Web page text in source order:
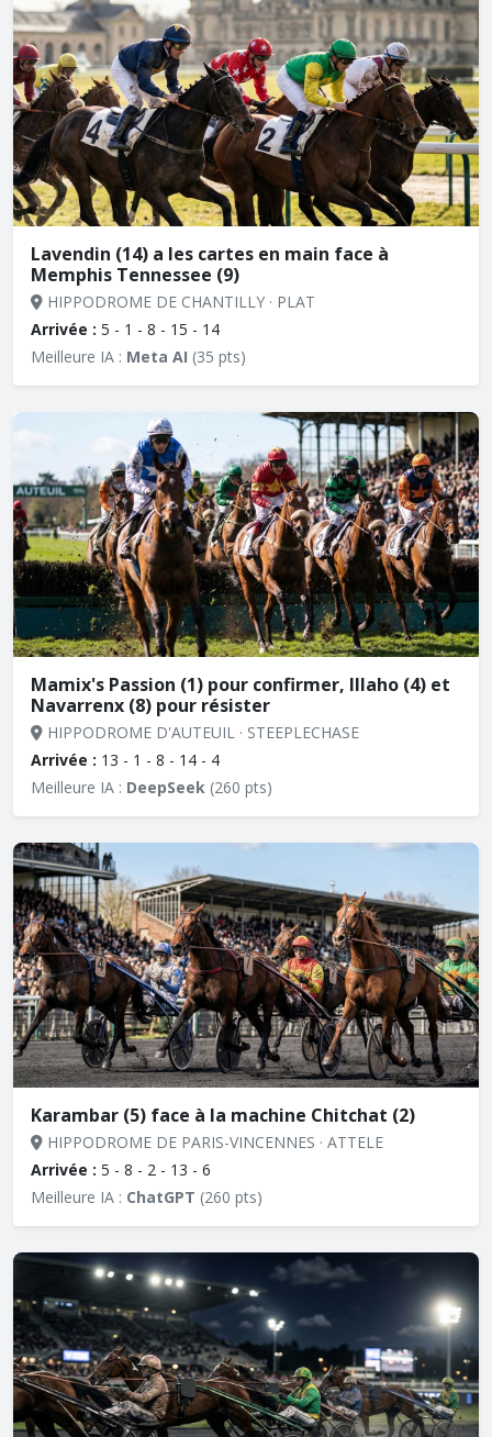
Lavendin (14) a les cartes en main face à
Memphis Tennessee (9)
HIPPODROME DE CHANTILLY · PLAT
Arrivée : 5 - 1 - 8 - 15 - 14
Meilleure IA : Meta AI (35 pts)
Mamix's Passion (1) pour confirmer, Illaho (4) et
Navarrenx (8) pour résister
HIPPODROME D'AUTEUIL · STEEPLECHASE
Arrivée : 13 - 1 - 8 - 14 - 4
Meilleure IA : DeepSeek (260 pts)
Karambar (5) face à la machine Chitchat (2)
HIPPODROME DE PARIS-VINCENNES · ATTELE
Arrivée : 5 - 8 - 2 - 13 - 6
Meilleure IA : ChatGPT (260 pts)